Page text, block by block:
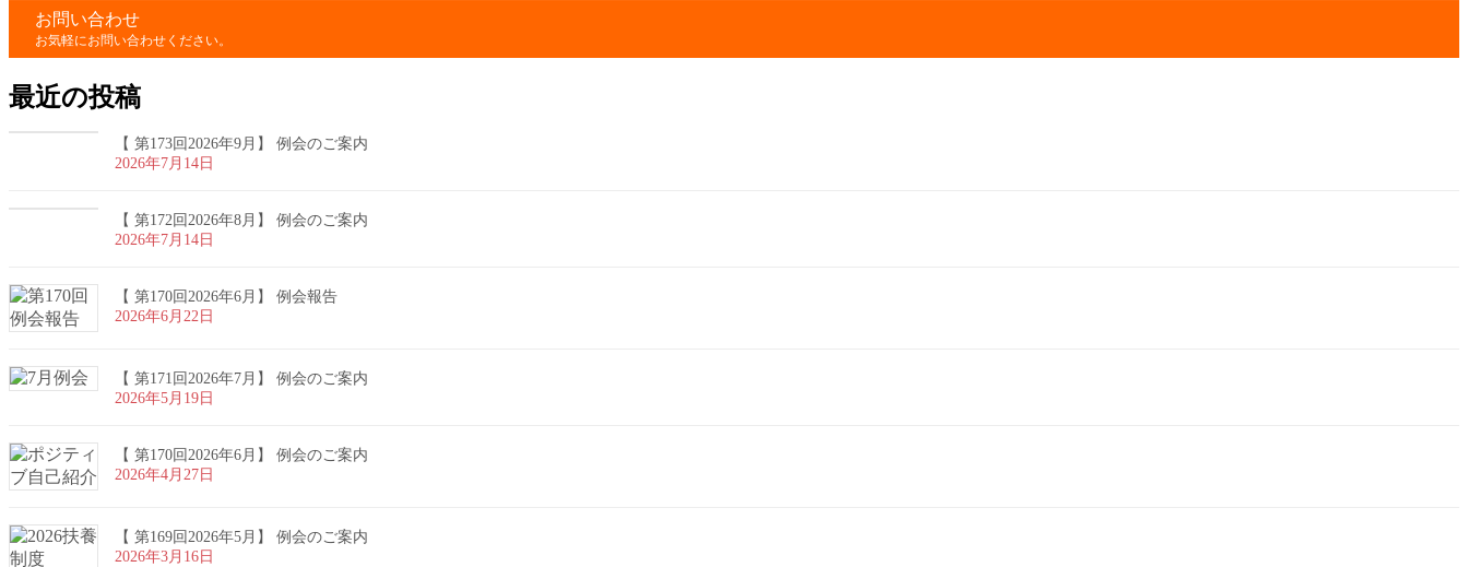
お問い合わせ
お気軽にお問い合わせください。
最近の投稿
【 第173回2026年9月】 例会のご案内
2026年7月14日
【 第172回2026年8月】 例会のご案内
2026年7月14日
【 第170回2026年6月】 例会報告
2026年6月22日
【 第171回2026年7月】 例会のご案内
2026年5月19日
【 第170回2026年6月】 例会のご案内
2026年4月27日
【 第169回2026年5月】 例会のご案内
2026年3月16日